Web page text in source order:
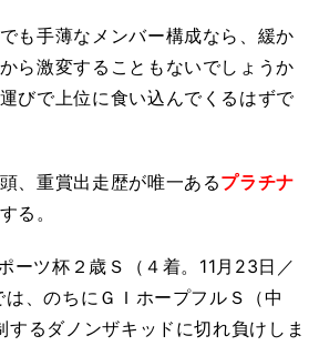
も手薄なメンバー構成なら、緩か
ら激変することもないでしょうか
びで上位に食い込んでくるはずで
、重賞出走歴が唯一あるプラチナ
る。
ーツ杯２歳Ｓ（４着。11月23日／
、のちにＧＩホープフルＳ（中
るダノンザキッドに切れ負けしま